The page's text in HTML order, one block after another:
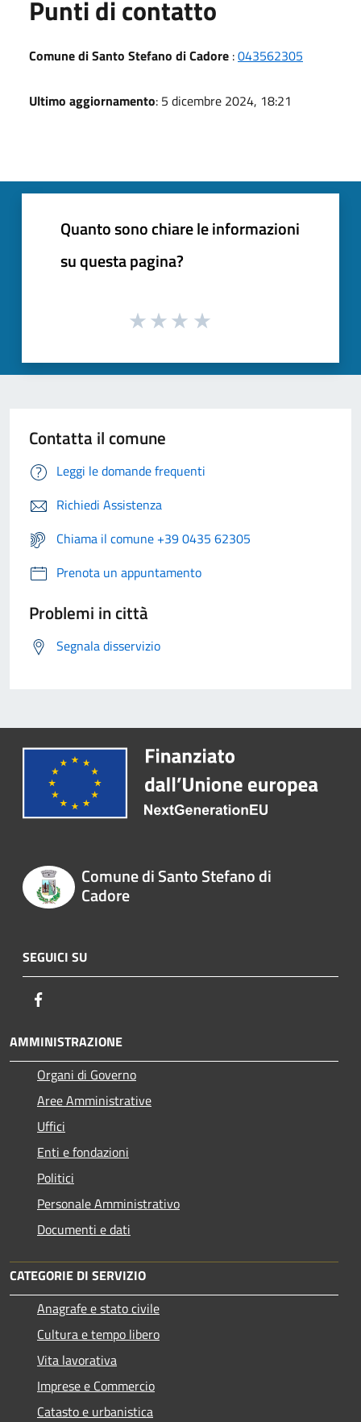
Punti di contatto
Comune di Santo Stefano di Cadore :043562305
Ultimo aggiornamento: 5 dicembre 2024, 18:21
Quanto sono chiare le informazioni
su questa pagina?
Contatta il comune
Leggi le domande frequenti
Richiedi Assistenza
Chiama il comune +39 0435 62305
Prenota un appuntamento
Problemi in città
Segnala disservizio
Comune di Santo Stefano di
Cadore
SEGUICI SU
AMMINISTRAZIONE
Organi di Governo
Aree Amministrative
Uffici
Enti e fondazioni
Politici
Personale Amministrativo
Documenti e dati
CATEGORIE DI SERVIZIO
Anagrafe e stato civile
Cultura e tempo libero
Vita lavorativa
Imprese e Commercio
Catasto e urbanistica